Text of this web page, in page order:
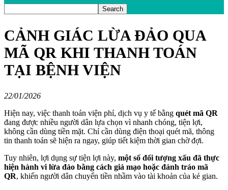
CẢNH GIÁC LỪA ĐẢO QUA
MÃ QR KHI THANH TOÁN
TẠI BỆNH VIỆN
22/01/2026
Hiện nay, việc thanh toán viện phí, dịch vụ y tế bằng quét mã QR
đang được nhiều người dân lựa chọn vì nhanh chóng, tiện lợi,
không cần dùng tiền mặt. Chỉ cần dùng điện thoại quét mã, thông
tin thanh toán sẽ hiện ra ngay, giúp tiết kiệm thời gian chờ đợi.
Tuy nhiên, lợi dụng sự tiện lợi này, một số đối tượng xấu đã thực
hiện hành vi lừa đảo bằng cách giả mạo hoặc đánh tráo mã
QR, khiến người dân chuyển tiền nhầm vào tài khoản của kẻ gian.